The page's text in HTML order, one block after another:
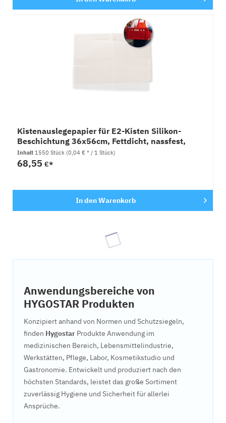
Kistenauslegepapier für E2-Kisten Silikon-
Beschichtung 36x56cm, Fettdicht, nassfest,
1550 Stück
Inhalt1550 Stück (0,04 € * / 1 Stück)
68,55€*
In denWarenkorb
Anwendungsbereiche von
HYGOSTAR Produkten
Konzipiert anhand von Normen und Schutzsiegeln,
finden Hygostar Produkte Anwendung im
medizinischen Bereich, Lebensmittelindustrie,
Werkstätten, Pflege, Labor, Kosmetikstudio und
Gastronomie. Entwickelt und produziert nach den
höchsten Standards, leistet das große Sortiment
zuverlässig Hygiene und Sicherheit für allerlei
Ansprüche.